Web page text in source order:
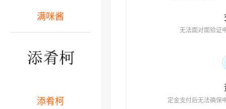
无法面对面验证
定金支付后无法确保
满咪酱
添肴柯